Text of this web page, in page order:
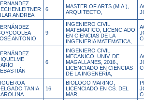
ANDREA
6
MASTER OF ARTS (M.A.),
ARQUITECTO,
ANTONIO
9
INGENIERO CIVIL
MATEMATICO, LICENCIADO
EN CIENCIAS DE LA
INGENIERIA MATEMATICA,
6
INGENIERO CIVIL
MECANICO, UNIV. DE
MAGALLANES, 2016.,
LICENCIADO EN CIENCIAS
DE LA INGENERÍA,
TANIA
16
BIOLOGO MARINO,
LICENCIADO EN CS. DEL
MAR,